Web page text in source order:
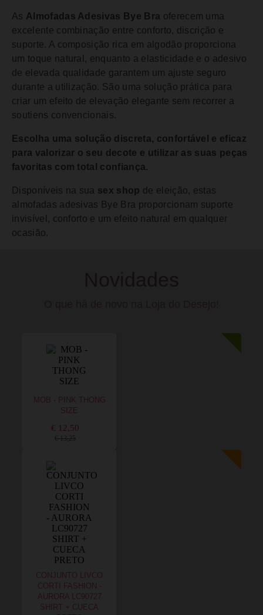
As Almofadas Adesivas Bye Bra oferecem uma
excelente combinação entre conforto, discrição e
suporte. A composição rica em algodão proporciona
um toque natural, enquanto a elasticidade e o adesivo
de elevada qualidade garantem um ajuste seguro
durante a utilização. São uma solução prática para
criar um efeito de elevação elegante sem recorrer a
soutiens convencionais.
Escolha uma solução discreta, confortável e eficaz
para valorizar o seu decote e utilizar as suas peças
favoritas com total confiança.
Disponíveis na sua sex shop de eleição, estas
almofadas adesivas Bye Bra proporcionam suporte
invisível, conforto e um efeito natural em qualquer
ocasião.
MOB - PINK THONG
SIZE
€ 12,50
€ 13,25
CONJUNTO LIVCO
CORTI FASHION -
AURORA LC90727
SHIRT + CUECA